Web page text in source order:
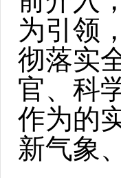
为引领
彻落实
官、科
作为的
新气象